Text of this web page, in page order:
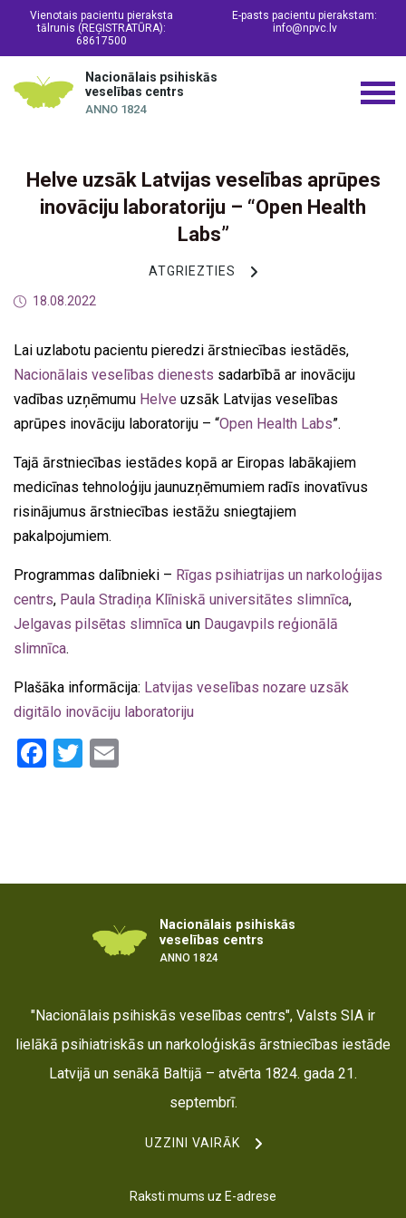
Vienotais pacientu pieraksta
tālrunis (REĢISTRATŪRA):
68617500
E-pasts pacientu pierakstam:
info@npvc.lv
Nacionālais psihiskās
veselības centrs
ANNO 1824
Helve uzsāk Latvijas veselības aprūpes
inovāciju laboratoriju – “Open Health
Labs”
ATGRIEZTIES
18.08.2022
Lai uzlabotu pacientu pieredzi ārstniecības iestādēs,
Nacionālais veselības dienests sadarbībā ar inovāciju
vadības uzņēmumu Helve uzsāk Latvijas veselības
aprūpes inovāciju laboratoriju – “Open Health Labs”.
Tajā ārstniecības iestādes kopā ar Eiropas labākajiem
medicīnas tehnoloģiju jaunuzņēmumiem radīs inovatīvus
risinājumus ārstniecības iestāžu sniegtajiem
pakalpojumiem.
Programmas dalībnieki – Rīgas psihiatrijas un narkoloģijas
centrs, Paula Stradiņa Klīniskā universitātes slimnīca,
Jelgavas pilsētas slimnīca un Daugavpils reģionālā
slimnīca.
Plašāka informācija: Latvijas veselības nozare uzsāk
digitālo inovāciju laboratoriju
Facebook
Twitter
Nacionālais psihiskās
veselības centrs
ANNO 1824
"Nacionālais psihiskās veselības centrs", Valsts SIA ir
lielākā psihiatriskās un narkoloģiskās ārstniecības iestāde
Latvijā un senākā Baltijā – atvērta 1824. gada 21.
septembrī.
UZZINI VAIRĀK
Raksti mums uz E-adrese